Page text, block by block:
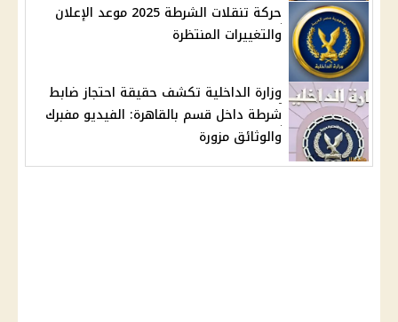
حركة تنقلات الشرطة 2025 موعد الإعلان
والتغييرات المنتظرة
وزارة الداخلية تكشف حقيقة احتجاز ضابط
شرطة داخل قسم بالقاهرة: الفيديو مفبرك
والوثائق مزورة